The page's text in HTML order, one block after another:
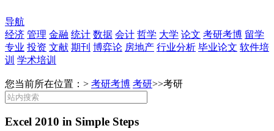
导航
经济 管理 金融 统计 数据 会计 哲学 大学 论文 考研考博 留学
专业 投资 文献 期刊 博弈论 房地产 行业分析 毕业论文 软件培
训 学术培训
您当前所在位置：> 考研考博 考研>>考研
Excel 2010 in Simple Steps